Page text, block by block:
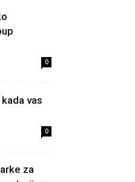
0
vas
0
za